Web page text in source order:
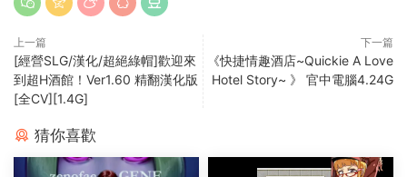
上一篇
[經營SLG/漢化/超絕綠帽]歡迎來
到超H酒館！Ver1.60 精翻漢化版
[全CV][1.4G]
下一篇
《快捷情趣酒店~Quickie A Love
Hotel Story~ 》 官中電腦4.24G
猜你喜歡